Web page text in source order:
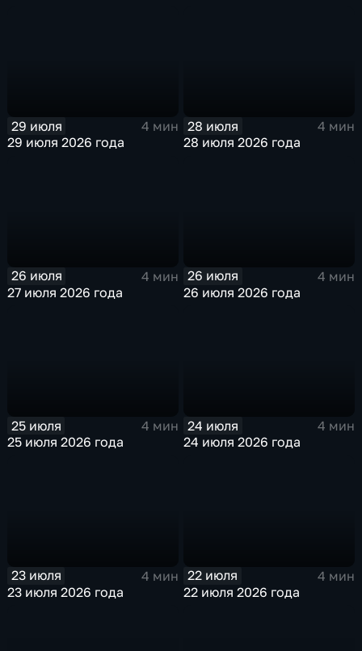
29 июля
4 мин
29 июля 2026 года
28 июля
4 мин
28 июля 2026 года
26 июля
4 мин
27 июля 2026 года
26 июля
4 мин
26 июля 2026 года
25 июля
4 мин
25 июля 2026 года
24 июля
4 мин
24 июля 2026 года
23 июля
4 мин
23 июля 2026 года
22 июля
4 мин
22 июля 2026 года